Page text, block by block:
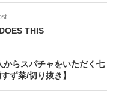
THIS
からスパチャをいただく七
ず菜/切り抜き】